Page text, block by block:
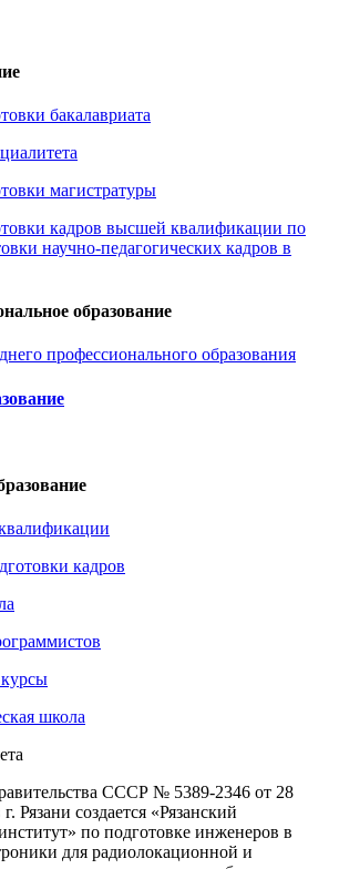
бакалавриата
магистратуры
кадров высшей квалификации по
научно-педагогических кадров в
образование
профессионального образования
кадров
школа
СССР № 5389-2346 от 28
Рязани создается «Рязанский
по подготовке инженеров в
для радиолокационной и